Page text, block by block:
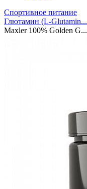
Спортивное питание
Глютамин (L-Glutamin...
Maxler 100% Golden G...